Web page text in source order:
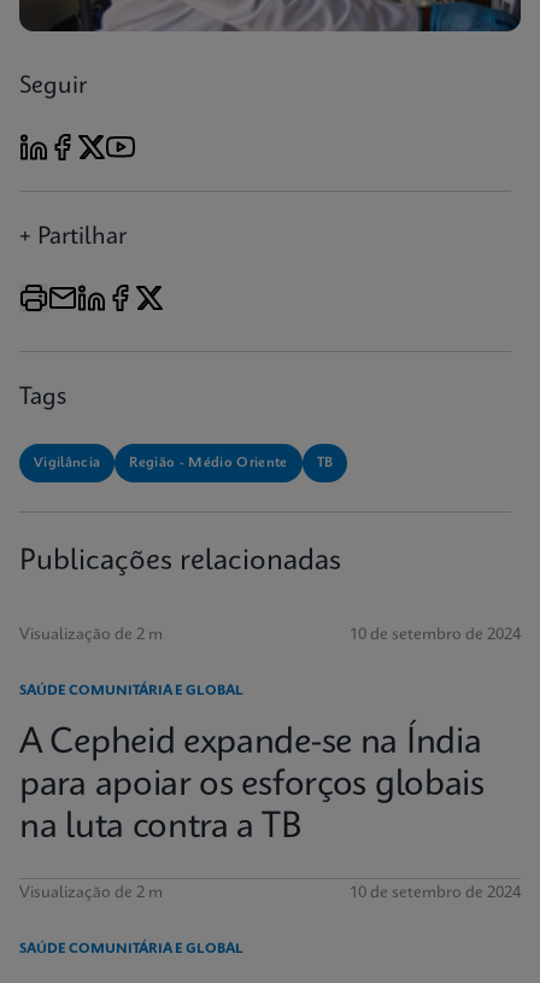
Seguir
+ Partilhar
Tags
Vigilância Região - Médio Oriente TB
Publicações relacionadas
Visualização de 2 m 10 de setembro de 2024
SAÚDE COMUNITÁRIA E GLOBAL
A Cepheid expande-se na Índia
para apoiar os esforços globais
na luta contra a TB
Visualização de 2 m 10 de setembro de 2024
SAÚDE COMUNITÁRIA E GLOBAL